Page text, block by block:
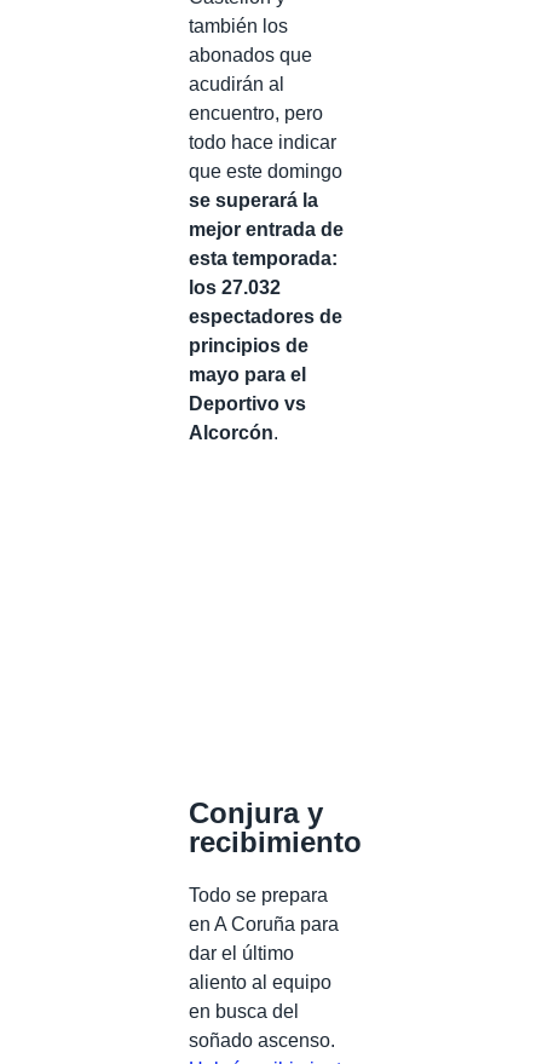
también los
abonados que
acudirán al
encuentro, pero
todo hace indicar
que este domingo
se superará la
mejor entrada de
esta temporada:
los 27.032
espectadores de
principios de
mayo para el
Deportivo vs
Alcorcón.
Conjura y
recibimiento
Todo se prepara
en A Coruña para
dar el último
aliento al equipo
en busca del
soñado ascenso.